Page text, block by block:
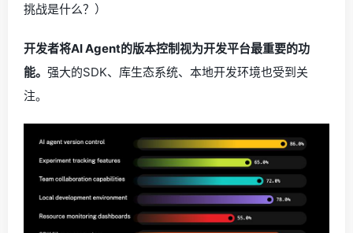
挑战是什么？）
开发者将AI Agent的版本控制视为开发平台最重要的功
能。 强大的SDK、库生态系统、本地开发环境也受到关
注。